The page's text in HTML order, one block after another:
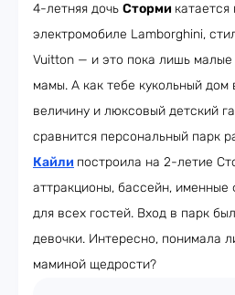
4-летняя дочь Сторми
электромобиле Lamborghini,
Vuitton — и это пока лишь
мамы. А как тебе кукольный дом
величину и люксовый детский
сравнится персональный парк
Кайли построила на 2-летие
аттракционы, бассейн, именные
для всех гостей. Вход в парк
девочки. Интересно, понимала
маминой щедрости?